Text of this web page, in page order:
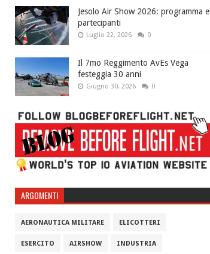
Jesolo Air Show 2026: programma e
partecipanti
Luglio 22, 2026 0
Il 7mo Reggimento AvEs Vega
festeggia 30 anni
Giugno 30, 2026 0
ARGOMENTI
AERONAUTICA MILITARE ELICOTTERI
ESERCITO AIRSHOW INDUSTRIA